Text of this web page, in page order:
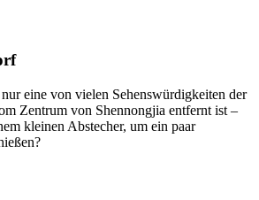
eine von vielen Sehenswürdigkeiten der
Zentrum von Shennongjia entfernt ist –
kleinen Abstecher, um ein paar